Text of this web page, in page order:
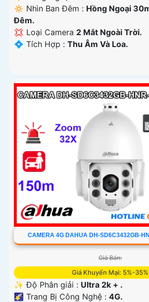
🔅 Nhìn Ban Đêm : Hồng Ngoại
Ðêm.
💢 Loại Camera 2 Mắt Ngoài Trời.
️💠 Tích Hợp : Thu Âm Và Loa.
CAMERA 4G DAHUA DH-SD6C3432GB-
Giá Bán:
Giá Khuyến Mại: 5%-35%
✨ Độ Phân giải : Ultra 2k + .
🌠 Trang Bị Công Nghệ : 4G.